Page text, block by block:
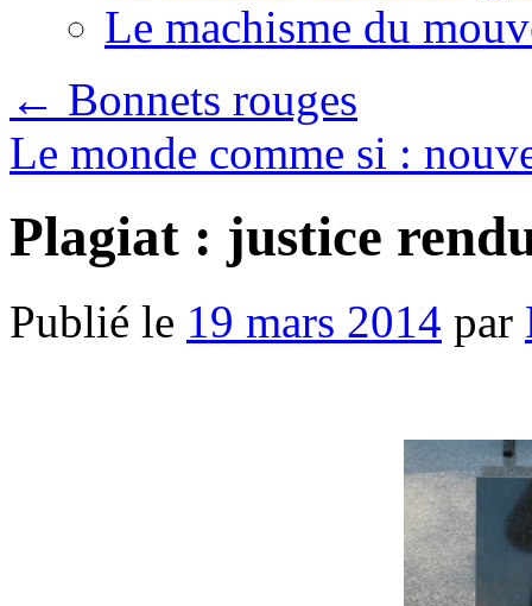
Le machisme du
← Bonnets rouges
Le monde comme si :
Plagiat : justice
Publié le 19 mars 2014 par